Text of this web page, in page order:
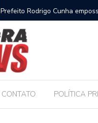
Escola Massa transforma a
pública de Maceió
CONTATO POLÍTICA